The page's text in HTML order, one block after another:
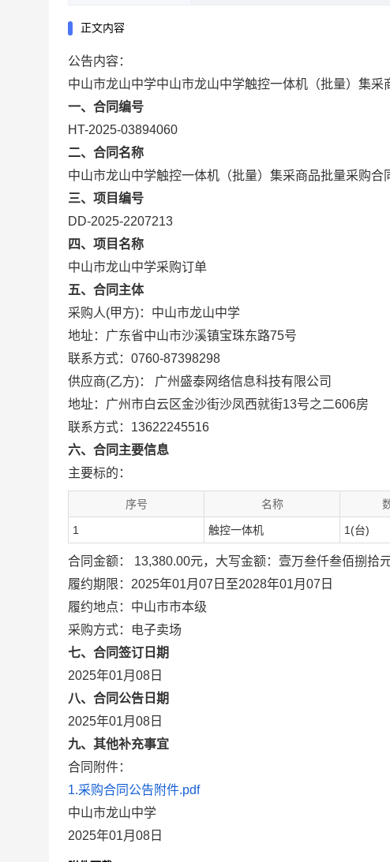
正文内容
公告内容：
中山市龙山中学中山市龙山中学触控一体机（批量）集采
一、合同编号
HT-2025-03894060
二、合同名称
中山市龙山中学触控一体机（批量）集采商品批量采购合
三、项目编号
DD-2025-2207213
四、项目名称
中山市龙山中学采购订单
五、合同主体
采购人(甲方)：中山市龙山中学
地址：广东省中山市沙溪镇宝珠东路75号
联系方式：0760-87398298
供应商(乙方)： 广州盛泰网络信息科技有限公司
地址：广州市白云区金沙街沙凤西就街13号之二606房
联系方式：13622245516
六、合同主要信息
主要标的：
序号 名称
1 触控一体机 1(台)
合同金额： 13,380.00元，大写金额：壹万叁仟叁佰捌拾
履约期限：2025年01月07日至2028年01月07日
履约地点：中山市市本级
采购方式：电子卖场
七、合同签订日期
2025年01月08日
八、合同公告日期
2025年01月08日
九、其他补充事宜
合同附件：
1.采购合同公告附件.pdf
中山市龙山中学
2025年01月08日